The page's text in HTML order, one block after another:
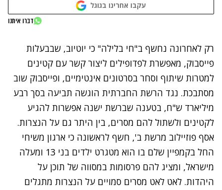
עקבו אחרינו בגוגל
נתקלנו בבעיה
דברו איתנו
רק לאחרונה נחשף ב"חי בלילה" כי יוטיוב, שבבעלות
פייסבוק, מאפשרת לפדופילים ליצור קשר עם קטינים
למטרות שיתוף וסחר בסרטונים אינטימיים, ופייסבוק שוב
מסתבכת. נגד הרשת החברתית הוגשה תביעה בסך רבע
מיליארד ש"ח, בטענה שברשת ישנה אפשרות להגיע
לקטינים ולשתול להם מסרים, בין היתר גם על הנצרות.
אסף פוזיילוב מרשת ב', חשף לראשונה כי ארגון משיחי
החל בקמפיין שלם בו הוא מטגרט ילדים בני 13 ומעלה
מישראל, ומציג להם פרסומות במסווה של תוכן על
היהדות. לאט לאט מסרים סמויים על הנצרות מתגלים